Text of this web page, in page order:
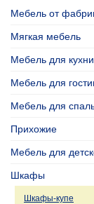
Мебель от
Мягкая мебель
Мебель для кухни
Мебель для
Мебель для
Прихожие
Мебель для
Шкафы
Шкафы-купе